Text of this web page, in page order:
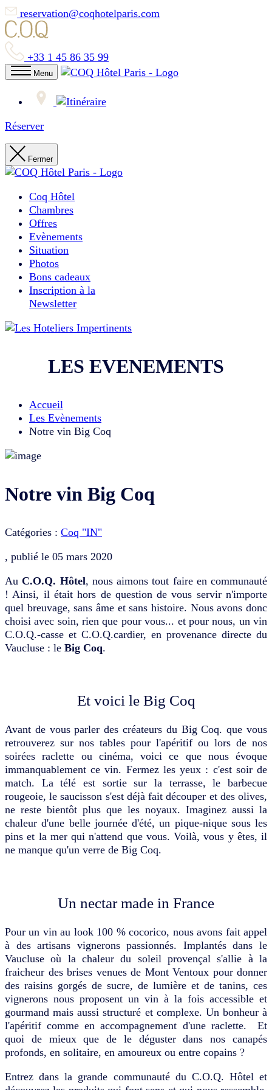
reservation@coqhotelparis.com
+33 1 45 86 35 99
Menu
Réserver
Fermer
Coq Hôtel
Chambres
Offres
Evènements
Situation
Photos
Bons cadeaux
Inscription à la
Newsletter
LES EVENEMENTS
Accueil
Les Evènements
Notre vin Big Coq
Notre vin Big Coq
Catégories : Coq "IN"
, publié le 05 mars 2020
AuC.O.Q. Hôtel, nous aimons tout faire en communauté
! Ainsi, il était hors de question de vous servir n'importe
quel breuvage, sans âme et sans histoire. Nous avons donc
choisi avec soin, rien que pour vous... et pour nous, un vin
C.O.Q.-casse et C.O.Q.cardier, en provenance directe du
Vaucluse : le Big Coq.
Et voici le Big Coq
Avant de vous parler des créateurs du Big Coq. que vous
retrouverez sur nos tables pour l'apéritif ou lors de nos
soirées raclette ou cinéma, voici ce que nous évoque
immanquablement ce vin. Fermez les yeux : c'est soir de
match. La télé est sortie sur la terrasse, le barbecue
rougeoie, le saucisson s'est déjà fait découper et des olives,
ne reste bientôt plus que les noyaux. Imaginez aussi la
chaleur d'une belle journée d'été, un pique-nique sous les
pins et la mer qui n'attend que vous. Voilà, vous y êtes, il
ne manque qu'un verre de Big Coq.
Un nectar made in France
Pour un vin au look 100 % cocorico, nous avons fait appel
à des artisans vignerons passionnés. Implantés dans le
Vaucluse où la chaleur du soleil provençal s'allie à la
fraicheur des brises venues de Mont Ventoux pour donner
des raisins gorgés de sucre, de lumière et de tanins, ces
vignerons nous proposent un vin à la fois accessible et
gourmand mais aussi structuré et complexe. Un bonheur à
l'apéritif comme en accompagnement d'une raclette. Et
quoi de mieux que de le déguster dans nos canapés
profonds, en solitaire, en amoureux ou entre copains ?
Entrez dans la grande communauté du C.O.Q. Hôtel et